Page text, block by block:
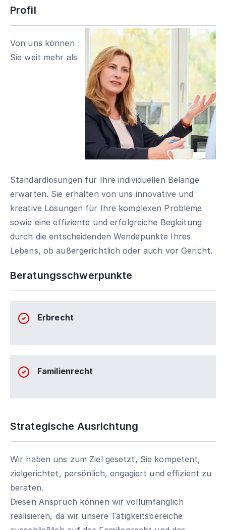
Profil
Von uns können
Sie weit mehr als
Standardlösungen für Ihre individuellen Belange
erwarten. Sie erhalten von uns innovative und
kreative Lösungen für Ihre komplexen Probleme
sowie eine effiziente und erfolgreiche Begleitung
durch die entscheidenden Wendepunkte Ihres
Lebens, ob außergerichtlich oder auch vor Gericht.
Beratungsschwerpunkte
Erbrecht
Familienrecht
Strategische Ausrichtung
Wir haben uns zum Ziel gesetzt, Sie kompetent,
zielgerichtet, persönlich, engagiert und effizient zu
beraten.
Diesen Anspruch können wir vollumfänglich
realisieren, da wir unsere Tätigkeitsbereiche